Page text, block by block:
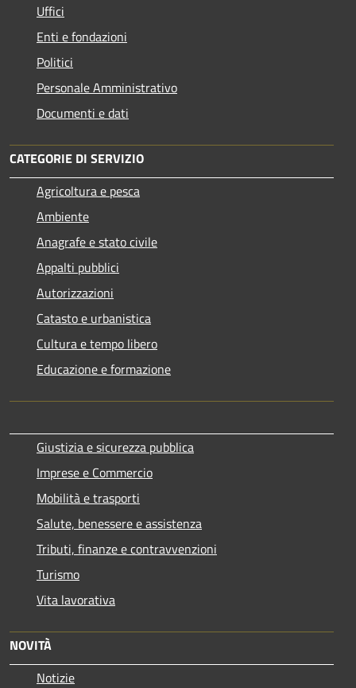
Uffici
Enti e fondazioni
Politici
Personale Amministrativo
Documenti e dati
CATEGORIE DI SERVIZIO
Agricoltura e pesca
Ambiente
Anagrafe e stato civile
Appalti pubblici
Autorizzazioni
Catasto e urbanistica
Cultura e tempo libero
Educazione e formazione
Giustizia e sicurezza pubblica
Imprese e Commercio
Mobilità e trasporti
Salute, benessere e assistenza
Tributi, finanze e contravvenzioni
Turismo
Vita lavorativa
NOVITÀ
Notizie